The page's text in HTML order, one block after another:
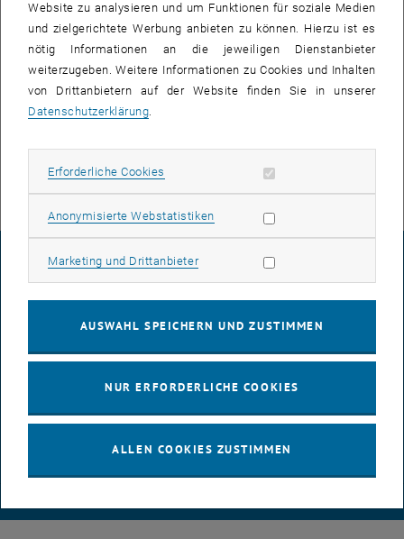
Betroffene Servicenehmer:
Incident Status:erkannt
Gegenwärtig kommt es bei neuen Studierenden bei der Passwort-
Änderung des TUaccounts zu Problemen. Wir melden uns sobald
wie möglich mit Updates und entschuldigen uns für die
IMPRESSUM
BARRIEREFREIHEITSERKLÄRUNG
DATENSCHUTZERKLÄRUNG (PDF)
COOKIEEINSTELLUNGEN
Website zu analysieren und um Funktionen für soziale Medien
und zielgerichtete Werbung anbieten zu können. Hierzu ist es
nötig Informationen an die jeweiligen Dienstanbieter
weiterzugeben. Weitere Informationen zu Cookies und Inhalten
von Drittanbietern auf der Website finden Sie in unserer
Datenschutzerklärung.
Erforderliche Cookies Erforderliche Cookies zulassen
Anonymisierte WebstatistikenStatistik Cookies zulassen
Marketing und DrittanbieterMarketing Cookies zulassen
AUSWAHL SPEICHERN UND ZUSTIMMEN
NUR ERFORDERLICHE COOKIES
ALLEN COOKIES ZUSTIMMEN